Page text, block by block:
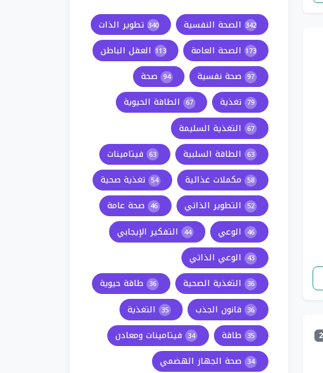
342 الصحة النفسية 340 تطوير الذات
173 الصحة العامة 113 العقل الباطن
97 صحة نفسية 94 صحة
79 تغذية 67 الطاقة الحيوية
67 التغذية السليمة
63 الطاقة السلبية 63 فيتامينات
58 مكملات غذائية 54 تغذية صحية
52 التطوير الذاتي 46 صحة عامة
46 الوعي 44 التفكير الإيجابي
43 الوعي الذاتي
36 التغذية الصحية 36 طاقة حيوية
36 قانون الجذب 35 التغذية
35 طاقة 34 فيتامينات ومعادن
34 صحة الجهاز الهضمي